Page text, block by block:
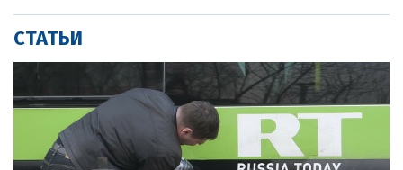
СТАТЬИ